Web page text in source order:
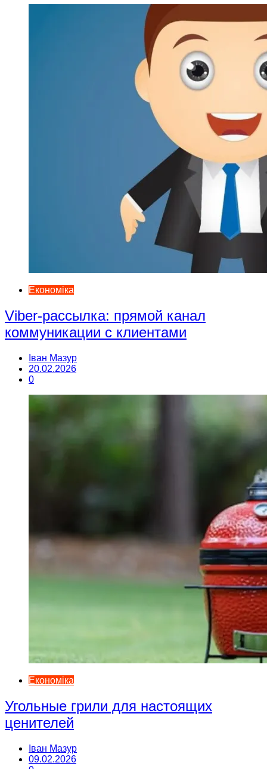
Економіка
Viber-рассылка: прямой канал
коммуникации с клиентами
Іван Мазур
20.02.2026
0
Економіка
Угольные грили для настоящих
ценителей
Іван Мазур
09.02.2026